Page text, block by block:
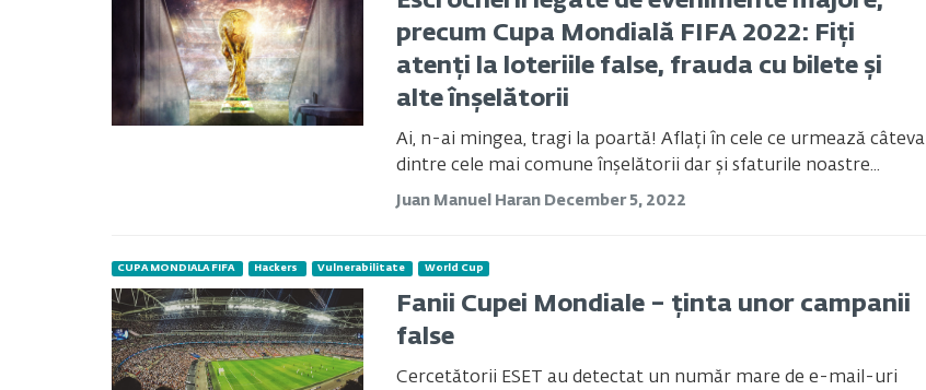
precum Cupa Mondială FIFA 2022: Fiți
atenți la loteriile false, frauda cu bilete și
alte înșelătorii
Ai, n-ai mingea, tragi la poartă! Aflați în cele ce urmează câteva
dintre cele mai comune înșelătorii dar și sfaturile noastre...
Juan Manuel Haran December 5, 2022
CUPA MONDIALA FIFA Hackers Vulnerabilitate World Cup
Fanii Cupei Mondiale – ținta unor campanii
false
Cercetătorii ESET au detectat un număr mare de e-mail-uri